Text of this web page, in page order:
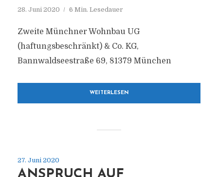
28. Juni 2020 6 Min. Lesedauer
Zweite Münchner Wohnbau UG
(haftungsbeschränkt) & Co. KG,
Bannwaldseestraße 69, 81379 München
WEITERLESEN
27. Juni 2020
ANSPRUCH AUF